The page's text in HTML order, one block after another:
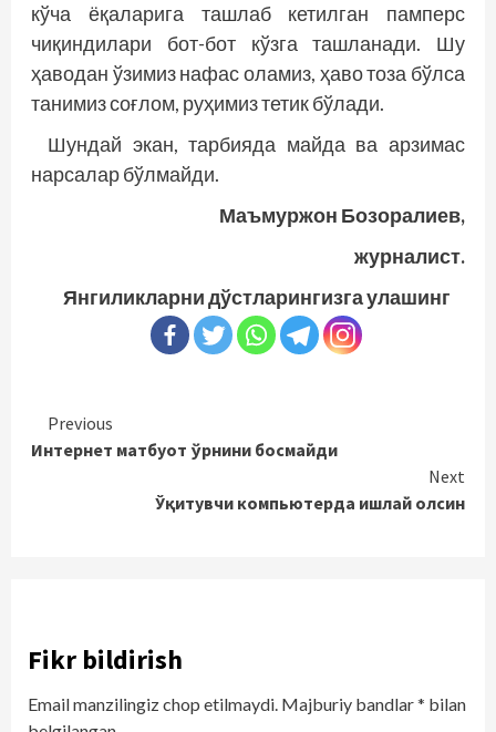
кўча ёқаларига ташлаб кетилган памперс
чиқиндилари бот-бот кўзга ташланади. Шу
ҳаводан ўзимиз нафас оламиз, ҳаво тоза бўлса
танимиз соғ­лом, руҳимиз тетик бўлади.
Шундай экан, тарбияда майда ва арзимас
нарсалар бўлмайди.
Маъмуржон Бозоралиев,
журналист.
Янгиликларни дўстларингизга улашинг
Continue
Reading
Previous
Интернет матбуот ўрнини босмайди
Next
Ўқитувчи компьютерда ишлай олсин
Fikr bildirish
Email manzilingiz chop etilmaydi. Majburiy bandlar* bilan